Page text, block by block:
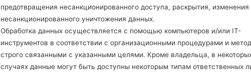
настройкам
Теперь выключите
режим. Все методы
Нажмите и
и Bixbi.
предотвращения несанкционированного доступа, раскрытия, изменения
несанкционированного уничтожения данных.
Обработка данных осуществляется с помощью компьютеров и/или IT-
инструментов в соответствии с организационными процедурами и
строго связанными с указанными целями. Кроме владельца, в
случаях данные могут быть доступны некоторым типам ответственных